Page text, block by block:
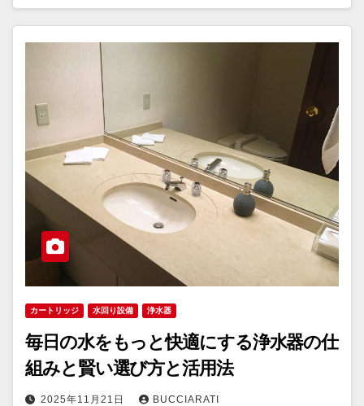
カートリッジ 水回り設備 浄水器
毎日の水をもっと快適にする浄水器の仕
組みと賢い選び方と活用法
2025年11月21日 BUCCIARATI